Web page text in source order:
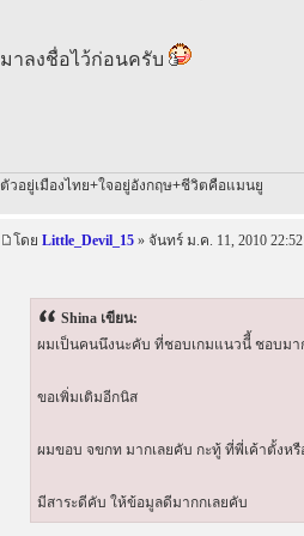
มาลงชื่อไว้ก่อนครับ
ตัวอยู่เมืองไทย+ใจอยู่อังกฤษ+ชีวิตคือแมนยู
โดย Little_Devil_15» จันทร์ ม.ค. 11, 2010 22:52
Shina เขียน:
ผมเป็นคนนึงนะคับ ที่ชอบเกมแนวนีี้ ชอบมา
ขอเพิ่มเติมอีกนิส
ผมขอบ จขกท มากเลยคับ กะทู้ ที่พี่เค้าตั้งห
มีสาระดีคับ ให้ข้อมูลดีมากกเลยคับ